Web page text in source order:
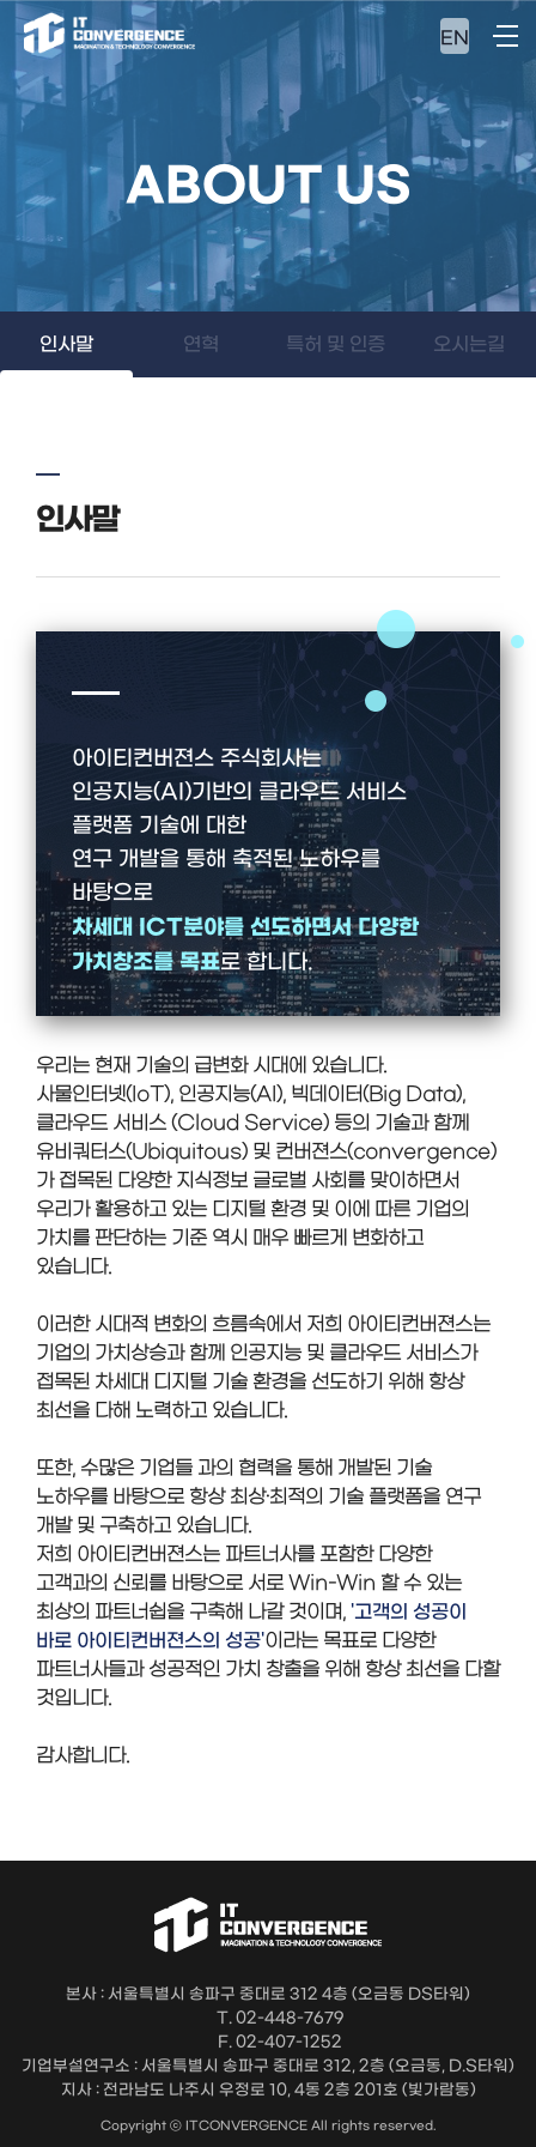
EN
ABOUT US
인사말 연혁 특허 및 인증 오시는길
인사말
아이티컨버젼스 주식회사는
인공지능(AI)기반의 클라우드 서비스
플랫폼 기술에 대한
연구 개발을 통해 축적된 노하우를
바탕으로
차세대 ICT분야를 선도하면서 다양한
가치창조를 목표로 합니다.
우리는 현재 기술의 급변화 시대에 있습니다.
사물인터넷(IoT), 인공지능(AI), 빅데이터(Big Data),
클라우드 서비스 (Cloud Service) 등의 기술과 함께
유비쿼터스(Ubiquitous) 및 컨버젼스(convergence)
가 접목된 다양한 지식정보 글로벌 사회를 맞이하면서
우리가 활용하고 있는 디지털 환경 및 이에 따른 기업의
가치를 판단하는 기준 역시 매우 빠르게 변화하고
있습니다.
이러한 시대적 변화의 흐름속에서 저희 아이티컨버젼스는
기업의 가치상승과 함께 인공지능 및 클라우드 서비스가
접목된 차세대 디지털 기술 환경을 선도하기 위해 항상
최선을 다해 노력하고 있습니다.
또한, 수많은 기업들 과의 협력을 통해 개발된 기술
노하우를 바탕으로 항상 최상·최적의 기술 플랫폼을 연구
개발 및 구축하고 있습니다.
저희 아이티컨버젼스는 파트너사를 포함한 다양한
고객과의 신뢰를 바탕으로 서로 Win-Win 할 수 있는
최상의 파트너쉽을 구축해 나갈 것이며, '고객의 성공이
바로 아이티컨버젼스의 성공'이라는 목표로 다양한
파트너사들과 성공적인 가치 창출을 위해 항상 최선을 다할
것입니다.
감사합니다.
본사 : 서울특별시 송파구 중대로 312 4층 (오금동 DS타워)
T. 02-448-7679
F. 02-407-1252
기업부설연구소 : 서울특별시 송파구 중대로 312, 2층 (오금동, D.S타워)
지사 : 전라남도 나주시 우정로 10, 4동 2층 201호 (빛가람동)
Copyright ⓒ ITCONVERGENCE All rights reserved.